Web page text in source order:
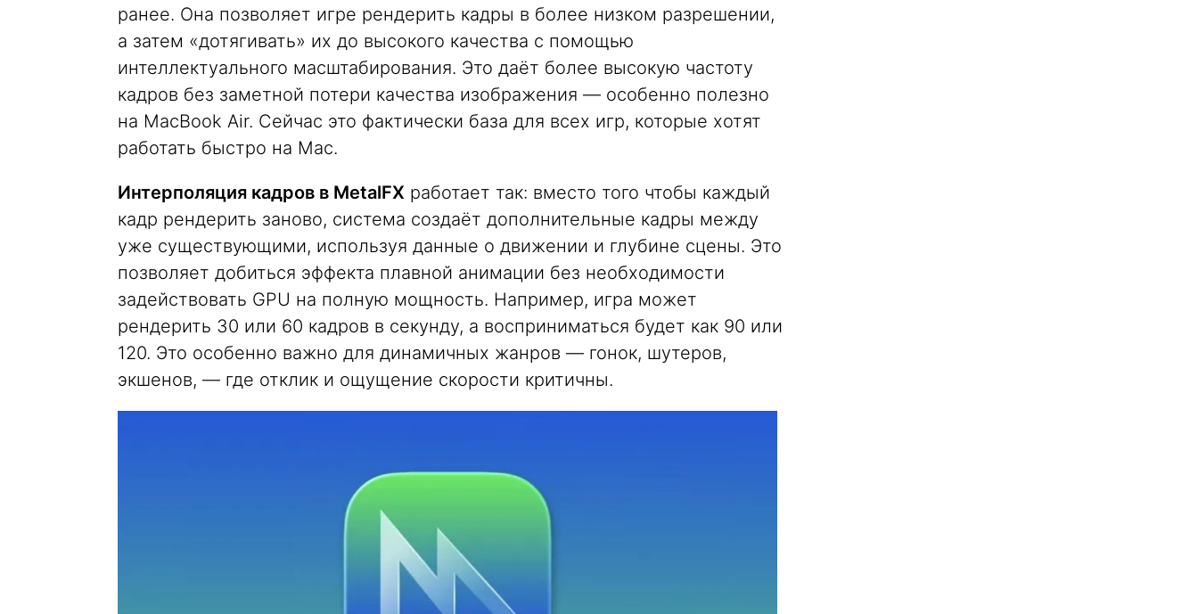
ранее. Она позволяет игре рендерить кадры в более низком разрешении,
а затем «дотягивать» их до высокого качества с помощью
интеллектуального масштабирования. Это даёт более высокую частоту
кадров без заметной потери качества изображения — особенно полезно
на MacBook Air. Сейчас это фактически база для всех игр, которые хотят
работать быстро на Mac.
Интерполяция кадров в MetalFX работает так: вместо того чтобы каждый
кадр рендерить заново, система создаёт дополнительные кадры между
уже существующими, используя данные о движении и глубине сцены. Это
позволяет добиться эффекта плавной анимации без необходимости
задействовать GPU на полную мощность. Например, игра может
рендерить 30 или 60 кадров в секунду, а восприниматься будет как 90 или
120. Это особенно важно для динамичных жанров — гонок, шутеров,
экшенов, — где отклик и ощущение скорости критичны.